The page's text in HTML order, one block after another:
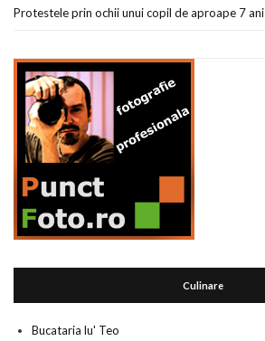
Protestele prin ochii unui copil de aproape 7 ani
Culinare
Bucataria lu' Teo